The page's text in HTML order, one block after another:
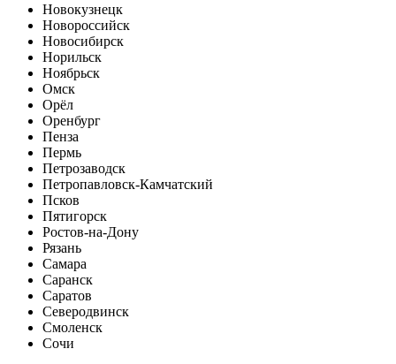
Новокузнецк
Новороссийск
Новосибирск
Норильск
Ноябрьск
Омск
Орёл
Оренбург
Пенза
Пермь
Петрозаводск
Петропавловск-Камчатский
Псков
Пятигорск
Ростов-на-Дону
Рязань
Самара
Саранск
Саратов
Северодвинск
Смоленск
Сочи